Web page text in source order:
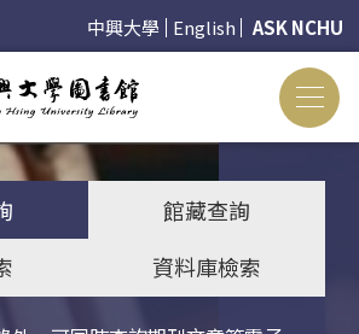
中興大學 English ASK NCHU
館藏查詢
資料庫檢索